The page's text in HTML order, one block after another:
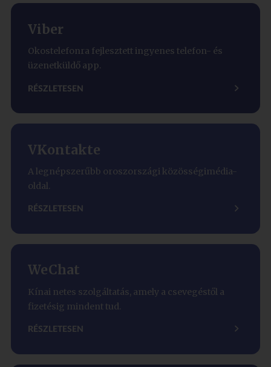
Viber
Okostelefonra fejlesztett ingyenes telefon- és
üzenetküldő app.
RÉSZLETESEN
VKontakte
A legnépszerűbb oroszországi közösségimédia-
oldal.
RÉSZLETESEN
WeChat
Kínai netes szolgáltatás, amely a csevegéstől a
fizetésig mindent tud.
RÉSZLETESEN